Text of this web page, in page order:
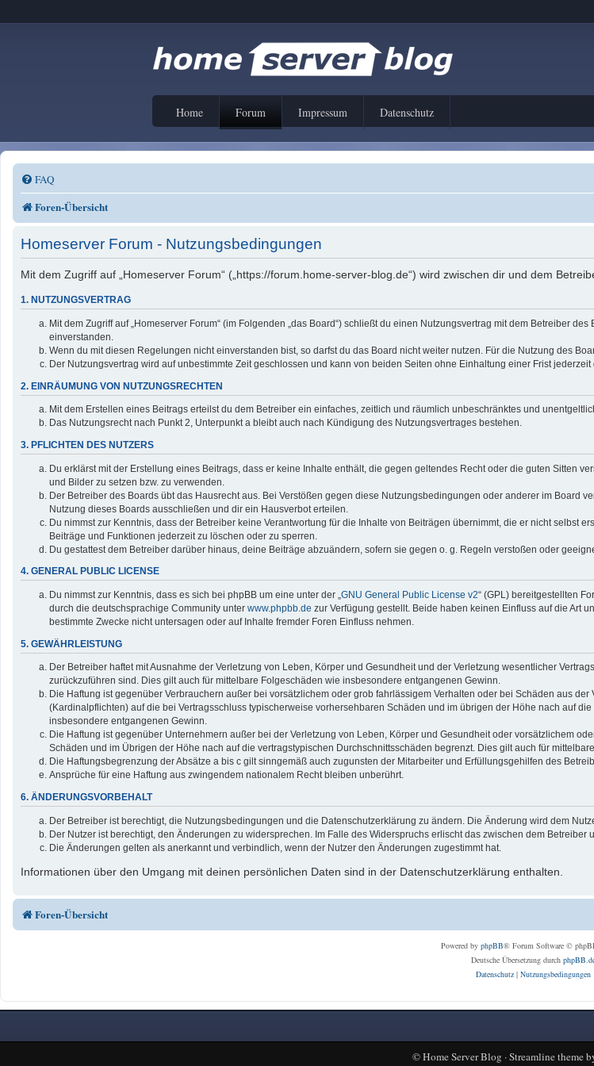
Home Forum Impressum Datenschutz
FAQ
Foren-Übersicht
Homeserver Forum - Nutzungsbedingungen
Mit dem Zugriff auf „Homeserver Forum“ („https://forum.home-server-blog.de“) wird zwischen dir und dem
1. NUTZUNGSVERTRAG
Mit dem Zugriff auf „Homeserver Forum“ (im Folgenden „das Board“) schließt du einen Nutzungsvertrag mit dem Betreiber
einverstanden.
Wenn du mit diesen Regelungen nicht einverstanden bist, so darfst du das Board nicht weiter nutzen. Für die Nutzung des
Der Nutzungsvertrag wird auf unbestimmte Zeit geschlossen und kann von beiden Seiten ohne Einhaltung einer Frist jederzeit
2. EINRÄUMUNG VON NUTZUNGSRECHTEN
Mit dem Erstellen eines Beitrags erteilst du dem Betreiber ein einfaches, zeitlich und räumlich unbeschränktes und
Das Nutzungsrecht nach Punkt 2, Unterpunkt a bleibt auch nach Kündigung des Nutzungsvertrages bestehen.
3. PFLICHTEN DES NUTZERS
Du erklärst mit der Erstellung eines Beitrags, dass er keine Inhalte enthält, die gegen geltendes Recht oder die guten Sitten
und Bilder zu setzen bzw. zu verwenden.
Der Betreiber des Boards übt das Hausrecht aus. Bei Verstößen gegen diese Nutzungsbedingungen oder anderer im Board
Nutzung dieses Boards ausschließen und dir ein Hausverbot erteilen.
Du nimmst zur Kenntnis, dass der Betreiber keine Verantwortung für die Inhalte von Beiträgen übernimmt, die er nicht selbst
Beiträge und Funktionen jederzeit zu löschen oder zu sperren.
Du gestattest dem Betreiber darüber hinaus, deine Beiträge abzuändern, sofern sie gegen o. g. Regeln verstoßen oder
4. GENERAL PUBLIC LICENSE
Du nimmst zur Kenntnis, dass es sich bei phpBB um eine unter der „GNU General Public License v2“ (GPL) bereitgestellten
durch die deutschsprachige Community unter www.phpbb.de zur Verfügung gestellt. Beide haben keinen Einfluss auf die Art
bestimmte Zwecke nicht untersagen oder auf Inhalte fremder Foren Einfluss nehmen.
5. GEWÄHRLEISTUNG
Der Betreiber haftet mit Ausnahme der Verletzung von Leben, Körper und Gesundheit und der Verletzung wesentlicher
zurückzuführen sind. Dies gilt auch für mittelbare Folgeschäden wie insbesondere entgangenen Gewinn.
Die Haftung ist gegenüber Verbrauchern außer bei vorsätzlichem oder grob fahrlässigem Verhalten oder bei Schäden aus
(Kardinalpflichten) auf die bei Vertragsschluss typischerweise vorhersehbaren Schäden und im übrigen der Höhe nach auf
insbesondere entgangenen Gewinn.
Die Haftung ist gegenüber Unternehmern außer bei der Verletzung von Leben, Körper und Gesundheit oder vorsätzlichem
Schäden und im Übrigen der Höhe nach auf die vertragstypischen Durchschnittsschäden begrenzt. Dies gilt auch für
Die Haftungsbegrenzung der Absätze a bis c gilt sinngemäß auch zugunsten der Mitarbeiter und Erfüllungsgehilfen des
Ansprüche für eine Haftung aus zwingendem nationalem Recht bleiben unberührt.
6. ÄNDERUNGSVORBEHALT
Der Betreiber ist berechtigt, die Nutzungsbedingungen und die Datenschutzerklärung zu ändern. Die Änderung wird dem
Der Nutzer ist berechtigt, den Änderungen zu widersprechen. Im Falle des Widerspruchs erlischt das zwischen dem Betreiber
Die Änderungen gelten als anerkannt und verbindlich, wenn der Nutzer den Änderungen zugestimmt hat.
Informationen über den Umgang mit deinen persönlichen Daten sind in der Datenschutzerklärung enthalten.
Foren-Übersicht
Powered by phpBB® Forum Software ©
Deutsche Übersetzung durch
Datenschutz| Nutzungsbedingungen
©Home Server Blog ·Streamline theme